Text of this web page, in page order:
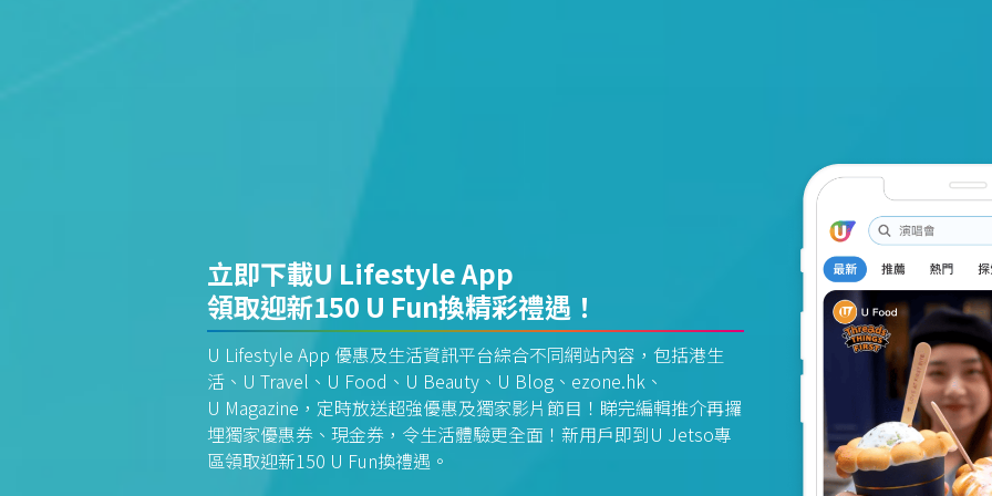
立即下載U Lifestyle App
領取迎新150 U Fun換精彩禮遇！
U Lifestyle App 優惠及生活資訊平台綜合不同網站內容，包括港生
活、U Travel、U Food、U Beauty、U Blog、ezone.hk、
U Magazine，定時放送超強優惠及獨家影片節目！睇完編輯推介再攞
埋獨家優惠券、現金券，令生活體驗更全面！新用戶即到U Jetso專
區領取迎新150 U Fun換禮遇。